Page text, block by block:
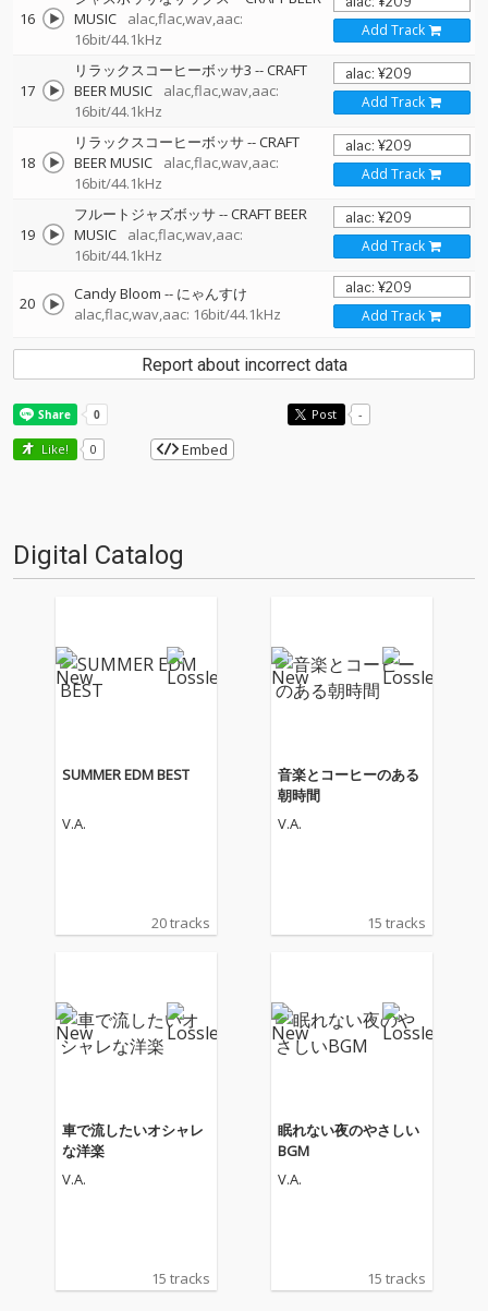
16
MUSIC
alac,flac,wav,aac:
16bit/44.1kHz
Add Track
17
リラックスコーヒーボッサ3 --CRAFT
BEER MUSIC
alac,flac,wav,aac:
16bit/44.1kHz
Add Track
18
リラックスコーヒーボッサ --CRAFT
BEER MUSIC
alac,flac,wav,aac:
16bit/44.1kHz
Add Track
19
フルートジャズボッサ --CRAFT BEER
MUSIC
alac,flac,wav,aac:
16bit/44.1kHz
Add Track
20 Candy Bloom -- にゃんすけ
alac,flac,wav,aac: 16bit/44.1kHz
Add Track
Report about incorrect data
Post -
Like! 0 Embed
Digital Catalog
SUMMER EDM BEST
V.A.
20 tracks
音楽とコーヒーのある
朝時間
V.A.
15 tracks
車で流したいオシャレ
な洋楽
V.A.
15 tracks
眠れない夜のやさしい
BGM
V.A.
15 tracks